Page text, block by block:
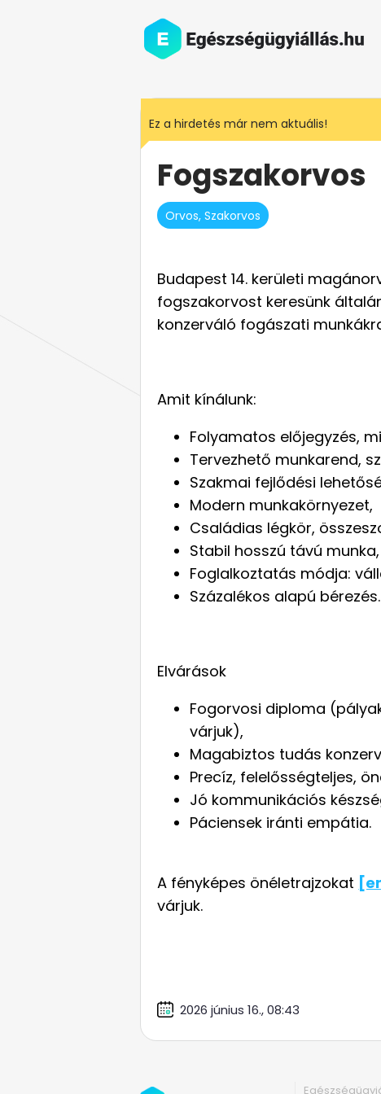
Ez a hirdetés már nem aktuális!
Fogszakorvos
Orvos, Szakorvos
Budapest 14. kerületi
fogszakorvost keresünk
konzerváló fogászati
Amit kínálunk:
Folyamatos előjegyzés,
Tervezhető munkarend,
Szakmai fejlődési
Modern munkakörnyezet,
Családias légkör,
Stabil hosszú távú munka,
Foglalkoztatás módja:
Százalékos alapú bérezés.
Elvárások
Fogorvosi diploma
várjuk),
Magabiztos tudás
Precíz, felelősségteljes,
Jó kommunikációs
Páciensek iránti empátia.
A fényképes önéletrajzokat
várjuk.
2026 június 16., 08:43